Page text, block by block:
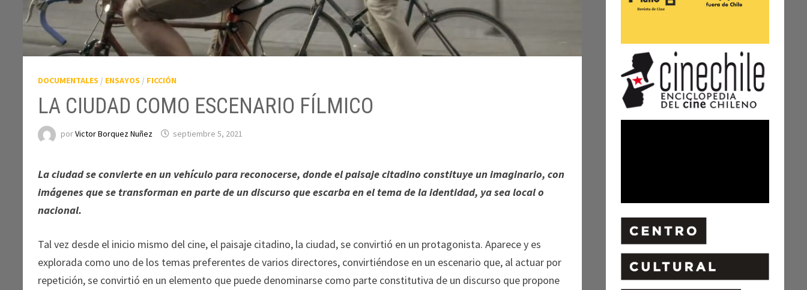
DOCUMENTALES / ENSAYOS / FICCIÓN
LA CIUDAD COMO ESCENARIO FÍLMICO
porVictor Borquez Nuñez septiembre 5, 2021
La ciudad se convierte en un vehículo para reconocerse, donde el paisaje citadino constituye un imaginario, con
imágenes que se transforman en parte de un discurso que escarba en el tema de la identidad, ya sea local o
nacional.
Tal vez desde el inicio mismo del cine, el paisaje citadino, la ciudad, se convirtió en un protagonista. Aparece y es
explorada como uno de los temas preferentes de varios directores, convirtiéndose en un escenario que, al actuar por
repetición, se convirtió en un elemento que puede denominarse como parte constitutiva de un discurso que propone